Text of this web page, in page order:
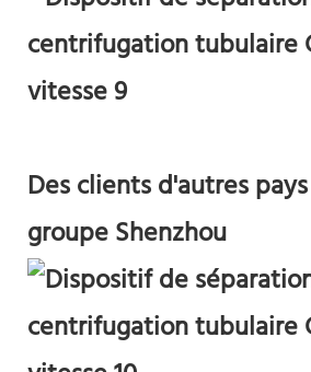
Des clients d'autres
groupe Shenzhou